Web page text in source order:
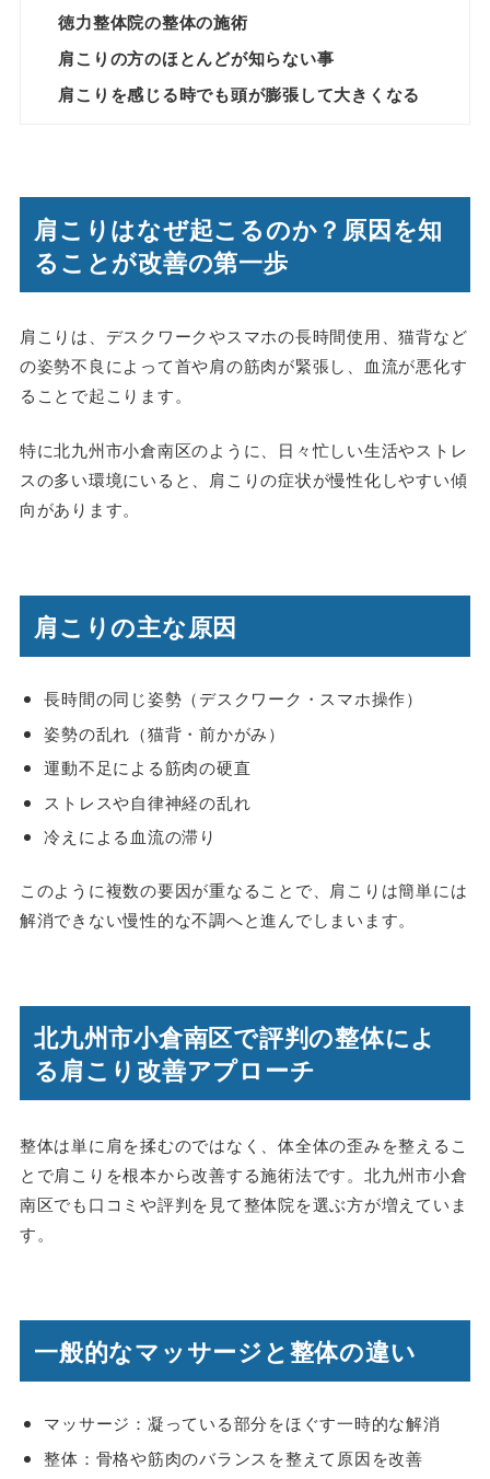
徳力整体院の整体の施術
肩こりの方のほとんどが知らない事
肩こりを感じる時でも頭が膨張して大きくなる
肩こりはなぜ起こるのか？原因を知
ることが改善の第一歩
肩こりは、デスクワークやスマホの長時間使用、猫背など
の姿勢不良によって首や肩の筋肉が緊張し、血流が悪化す
ることで起こります。
特に北九州市小倉南区のように、日々忙しい生活やストレ
スの多い環境にいると、肩こりの症状が慢性化しやすい傾
向があります。
肩こりの主な原因
長時間の同じ姿勢（デスクワーク・スマホ操作）
姿勢の乱れ（猫背・前かがみ）
運動不足による筋肉の硬直
ストレスや自律神経の乱れ
冷えによる血流の滞り
このように複数の要因が重なることで、肩こりは簡単には
解消できない慢性的な不調へと進んでしまいます。
北九州市小倉南区で評判の整体によ
る肩こり改善アプローチ
整体は単に肩を揉むのではなく、体全体の歪みを整えるこ
とで肩こりを根本から改善する施術法です。北九州市小倉
南区でも口コミや評判を見て整体院を選ぶ方が増えていま
す。
一般的なマッサージと整体の違い
マッサージ：凝っている部分をほぐす一時的な解消
整体：骨格や筋肉のバランスを整えて原因を改善